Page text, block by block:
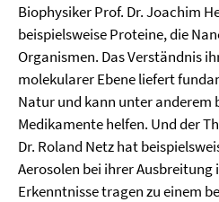
Biophysiker Prof. Dr. Joachim
beispielsweise Proteine, die
Organismen. Das Verständnis
molekularer Ebene liefert
Natur und kann unter anderem
Medikamente helfen. Und der
Dr. Roland Netz hat
Aerosolen bei ihrer Ausbreitung
Erkenntnisse tragen zu einem